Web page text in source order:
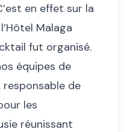
en effet sur la
Malaga
fut organisé.
équipes de
de
les
réunissant